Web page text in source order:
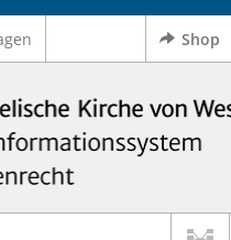
Shop
"Pfarrerinitiative" oder